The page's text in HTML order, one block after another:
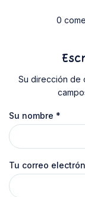
0
Su dirección de
Su nombre *
Tu correo